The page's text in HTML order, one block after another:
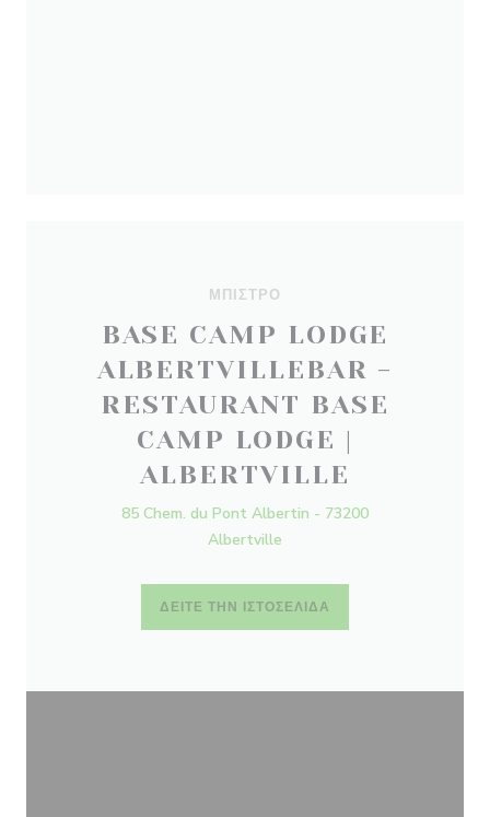
ΜΠΙΣΤΡΌ
BASE CAMP LODGE
ALBERTVILLEBAR -
RESTAURANT BASE
CAMP LODGE |
ALBERTVILLE
85 Chem. du Pont Albertin - 73200
Albertville
ΔΕΊΤΕ ΤΗΝ ΙΣΤΟΣΕΛΊΔΑ